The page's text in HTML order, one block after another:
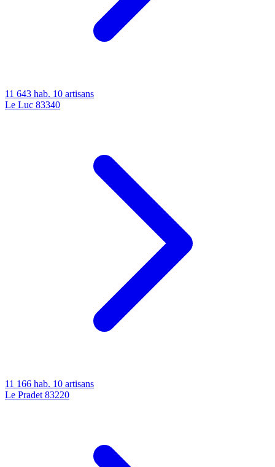
11 643 hab. 10 artisans
Le Luc 83340
11 166 hab. 10 artisans
Le Pradet 83220